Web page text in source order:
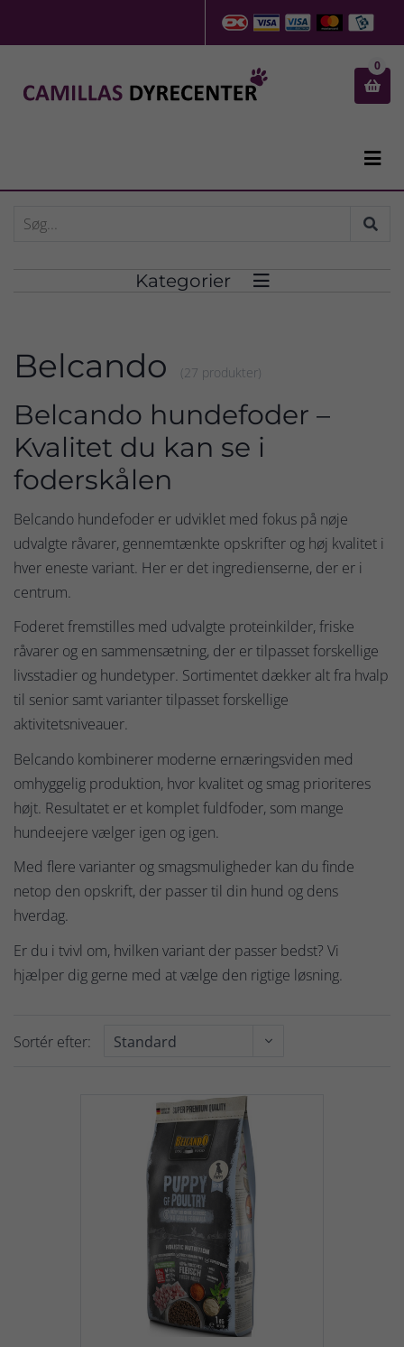

0

Kategorier 
Belcando (27 produkter)
Belcando hundefoder –
Kvalitet du kan se i
foderskålen
Belcando hundefoder er udviklet med fokus på nøje
udvalgte råvarer, gennemtænkte opskrifter og høj kvalitet i
hver eneste variant. Her er det ingredienserne, der er i
centrum.
Foderet fremstilles med udvalgte proteinkilder, friske
råvarer og en sammensætning, der er tilpasset forskellige
livsstadier og hundetyper. Sortimentet dækker alt fra hvalp
til senior samt varianter tilpasset forskellige
aktivitetsniveauer.
Belcando kombinerer moderne ernæringsviden med
omhyggelig produktion, hvor kvalitet og smag prioriteres
højt. Resultatet er et komplet fuldfoder, som mange
hundeejere vælger igen og igen.
Med flere varianter og smagsmuligheder kan du finde
netop den opskrift, der passer til din hund og dens
hverdag.
Er du i tvivl om, hvilken variant der passer bedst? Vi
hjælper dig gerne med at vælge den rigtige løsning.
Sortér efter: